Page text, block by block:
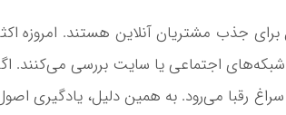
جذب مشتریان آنلاین هستند. امروزه
شبکه‌های اجتماعی یا سایت بررسی می‌کنند.
رقبا می‌رود. به همین دلیل، یادگیری